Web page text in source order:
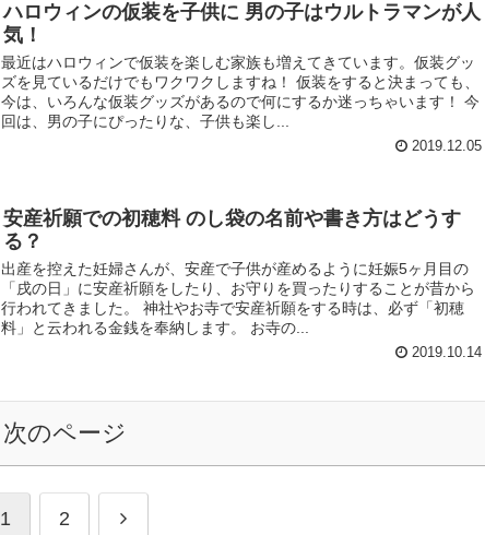
ハロウィンの仮装を子供に 男の子はウルトラマンが人
気！
最近はハロウィンで仮装を楽しむ家族も増えてきています。仮装グッ
ズを見ているだけでもワクワクしますね！ 仮装をすると決まっても、
今は、いろんな仮装グッズがあるので何にするか迷っちゃいます！ 今
回は、男の子にぴったりな、子供も楽し...
2019.12.05
安産祈願での初穂料 のし袋の名前や書き方はどうす
る？
出産を控えた妊婦さんが、安産で子供が産めるように妊娠5ヶ月目の
「戌の日」に安産祈願をしたり、お守りを買ったりすることが昔から
行われてきました。 神社やお寺で安産祈願をする時は、必ず「初穂
料」と云われる金銭を奉納します。 お寺の...
2019.10.14
次のページ
1 2